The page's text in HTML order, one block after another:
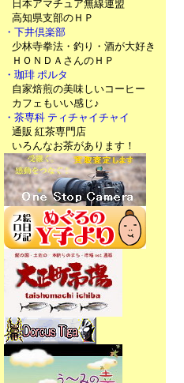
日本アマチュア無線連盟
高知県支部のＨＰ
・下井倶楽部
少林寺拳法・釣り・酒が大好き
ＨＯＮＤＡさんのＨＰ
・珈琲 ポルタ
自家焙煎の美味しいコーヒー
カフェもいい感じ♪
・茶専科 ティチャイチャイ
通販 紅茶専門店
いろんなお茶があります！